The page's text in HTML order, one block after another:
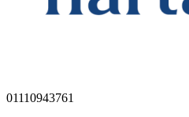
01110943761